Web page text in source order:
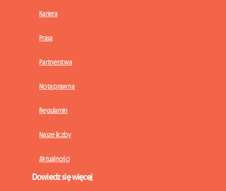
Kariera
Prasa
Partnerstwa
Nota prawna
Regulamin
Nasze liczby
Aktualności
Dowiedz się więcej